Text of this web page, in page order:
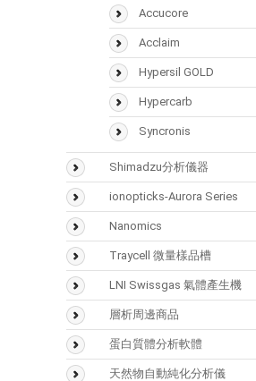
Accucore
Acclaim
Hypersil GOLD
Hypercarb
Syncronis
Shimadzu分析儀器
氣相層析儀(GC)
氣相層析質譜儀(GCMS)
液相層析儀(LC)
液相層析質譜(LCMS)
光學類儀器
(UV/FTIR/RF)
分析儀器 > 天平
ionopticks-Aurora Series
Nanomics
Traycell 微量樣品槽
LNI Swissgas 氣體產生機
層析周邊商品
Vaplock
蛋白質體分析軟體
Mascot
天然物自動純化分析儀